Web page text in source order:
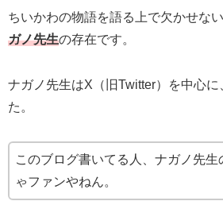
ちいかわの物語を語る上で欠かせな
ガノ先生の存在です。
ナガノ先生はX（旧Twitter）を中心
た。
このブログ書いてる人、ナガノ先生
ゃファンやねん。